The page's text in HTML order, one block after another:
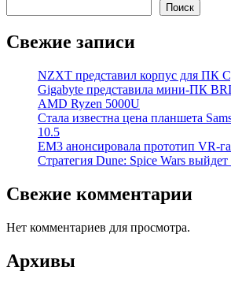
Поиск
Свежие записи
NZXT представил корпус для ПК
Gigabyte представила мини-ПК
AMD Ryzen 5000U
Стала известна цена планшета
10.5
EM3 анонсировала прототип VR-
Стратегия Dune: Spice Wars
Свежие комментарии
Нет комментариев для просмотра.
Архивы